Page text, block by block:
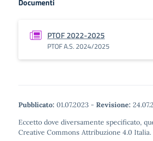
Documenti
PTOF 2022-2025
PTOF A.S. 2024/2025
Pubblicato: 01.07.2023 - Revisione:
Eccetto dove diversamente specificato,
Creative Commons Attribuzione 4.0 Italia.